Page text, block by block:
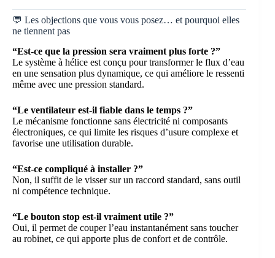
💬 Les objections que vous vous posez… et pourquoi elles
ne tiennent pas
“Est-ce que la pression sera vraiment plus forte ?”
Le système à hélice est conçu pour transformer le flux d’eau
en une sensation plus dynamique, ce qui améliore le ressenti
même avec une pression standard.
“Le ventilateur est-il fiable dans le temps ?”
Le mécanisme fonctionne sans électricité ni composants
électroniques, ce qui limite les risques d’usure complexe et
favorise une utilisation durable.
“Est-ce compliqué à installer ?”
Non, il suffit de le visser sur un raccord standard, sans outil
ni compétence technique.
“Le bouton stop est-il vraiment utile ?”
Oui, il permet de couper l’eau instantanément sans toucher
au robinet, ce qui apporte plus de confort et de contrôle.